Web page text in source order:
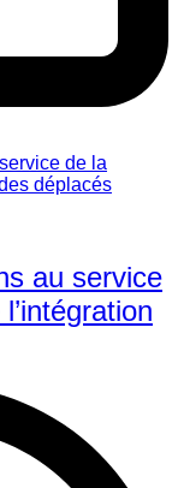
au service